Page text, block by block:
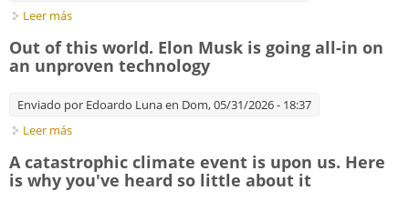
Leer más
Out of this world. Elon Musk is going all-in on
an unproven technology
Enviado por Edoardo Lunaen Dom, 05/31/2026 - 18:37
Leer más
A catastrophic climate event is upon us. Here
is why you've heard so little about it